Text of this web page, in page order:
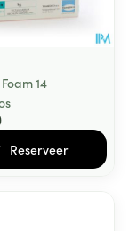
voorschrift
14
Reserveer